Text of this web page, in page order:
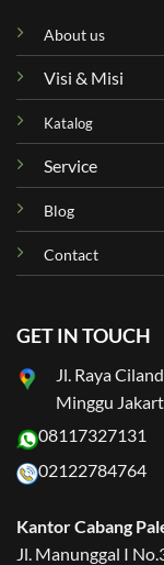
About us
Visi & Misi
Katalog
Service
Blog
Contact
GET IN TOUCH
Jl. Raya
Minggu
08117327131
02122784764
Kantor Cabang
Jl. Manunggal I